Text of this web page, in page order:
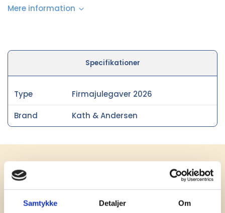
Samtykke Detaljer Om
Mere information
Specifikationer
Type Firmajulegaver 2026
Brand Kath & Andersen
Få vores nyhedsbrev med
information om tilbud, nye varer og
andet godt